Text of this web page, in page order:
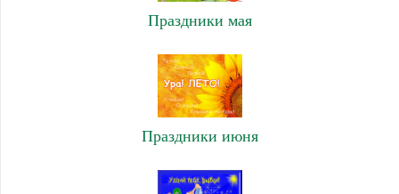
Праздники мая
Праздники июня